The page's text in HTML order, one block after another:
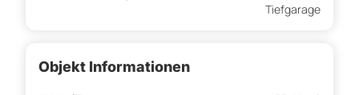
Tiefgarage
Objekt Informationen